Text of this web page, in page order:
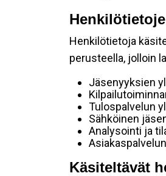
Henkilötietoja
perusteella, jolloin
Jäsenyyksien
Tulospalvelun
Sähköinen
Analysointi ja
Käsiteltävät